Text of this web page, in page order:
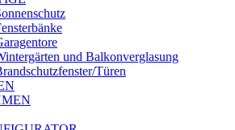
und Balkonverglasung
Türen